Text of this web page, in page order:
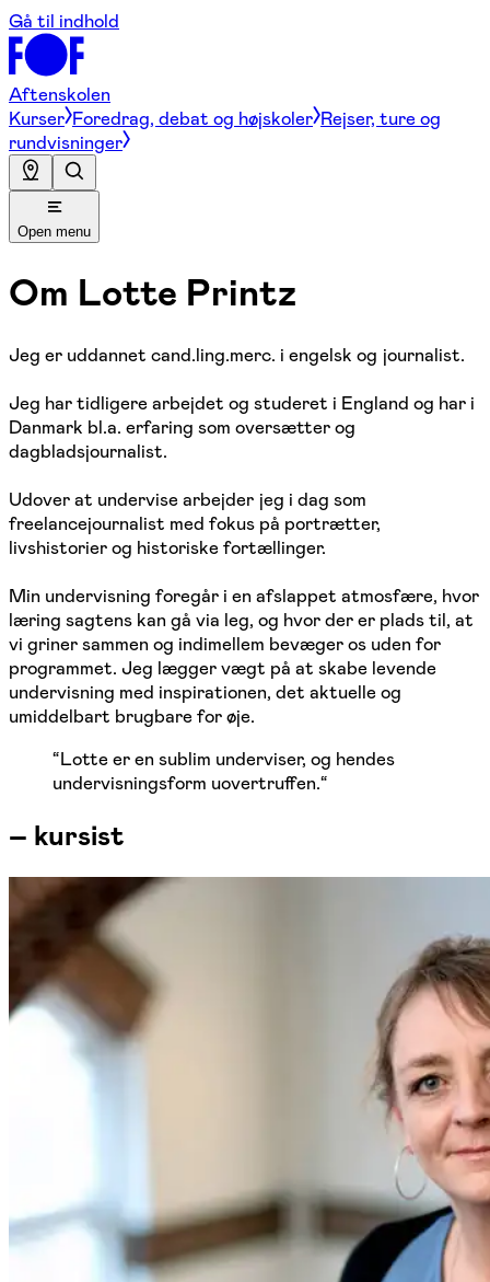
Gå til indhold
Aftenskolen
Kurser Foredrag, debat og højskoler Rejser, ture og
rundvisninger
Open menu
Om Lotte Printz
Jeg er uddannet cand.ling.merc. i engelsk og journalist.
Jeg har tidligere arbejdet og studeret i England og har i
Danmark bl.a. erfaring som oversætter og
dagbladsjournalist.
Udover at undervise arbejder jeg i dag som
freelancejournalist med fokus på portrætter,
livshistorier og historiske fortællinger.
Min undervisning foregår i en afslappet atmosfære, hvor
læring sagtens kan gå via leg, og hvor der er plads til, at
vi griner sammen og indimellem bevæger os uden for
programmet. Jeg lægger vægt på at skabe levende
undervisning med inspirationen, det aktuelle og
umiddelbart brugbare for øje.
“Lotte er en sublim underviser, og hendes
undervisningsform uovertruffen.“
– kursist